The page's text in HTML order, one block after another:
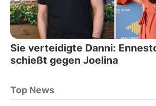
Sie verteidigte Danni:
schießt gegen Joelina
Top News